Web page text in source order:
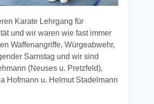
Karate Lehrgang für
und wir waren wie fast immer
Waffenangriffe, Würgeabwehr,
Samstag und wir sind
(Neuses u. Pretzfeld),
Hofmann u. Helmut Stadelmann